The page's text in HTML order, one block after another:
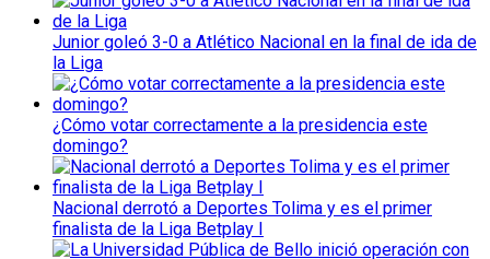
Junior goleó 3-0 a Atlético Nacional en la final de ida de
la Liga
¿Cómo votar correctamente a la presidencia este
domingo?
Nacional derrotó a Deportes Tolima y es el primer
finalista de la Liga Betplay I